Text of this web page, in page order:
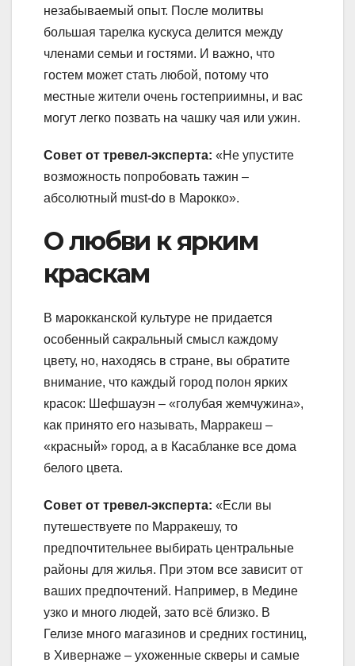
незабываемый опыт. После молитвы
большая тарелка кускуса делится между
членами семьи и гостями. И важно, что
гостем может стать любой, потому что
местные жители очень гостеприимны, и вас
могут легко позвать на чашку чая или ужин.
Совет от тревел-эксперта: «Не упустите
возможность попробовать тажин –
абсолютный must-do в Марокко».
О любви к ярким
краскам
В марокканской культуре не придается
особенный сакральный смысл каждому
цвету, но, находясь в стране, вы обратите
внимание, что каждый город полон ярких
красок: Шефшауэн – «голубая жемчужина»,
как принято его называть, Марракеш –
«красный» город, а в Касабланке все дома
белого цвета.
Совет от тревел-эксперта: «Если вы
путешествуете по Марракешу, то
предпочтительнее выбирать центральные
районы для жилья. При этом все зависит от
ваших предпочтений. Например, в Медине
узко и много людей, зато всё близко. В
Гелизе много магазинов и средних гостиниц,
в Хивернаже – ухоженные скверы и самые